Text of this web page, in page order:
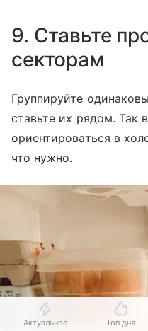
9. Ставьте
секторам
Группируйте
ставьте их рядом. Так
ориентироваться в
что нужно.
Актуальное Топ дня